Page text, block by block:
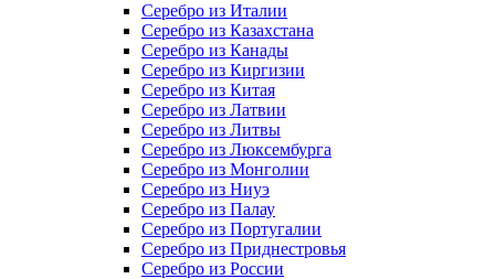
Серебро из Италии
Серебро из Казахстана
Серебро из Канады
Серебро из Киргизии
Серебро из Китая
Серебро из Латвии
Серебро из Литвы
Серебро из Люксембурга
Серебро из Монголии
Серебро из Ниуэ
Серебро из Палау
Серебро из Португалии
Серебро из Приднестровья
Серебро из России